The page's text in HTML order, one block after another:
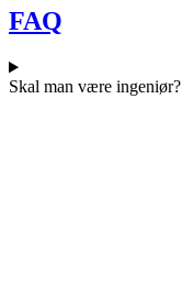
FAQ
Skal man være ingeniør?